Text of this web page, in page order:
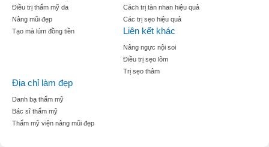
Điều trị thẩm mỹ da
Nâng mũi đẹp
Tạo mà lúm đồng tiền
Cách trị tàn nhan hiệu quả
Các trị sẹo hiệu quả
Liên kết khác
Nâng ngực nội soi
Điều trị sẹo lõm
Trị sẹo thâm
Địa chỉ làm đẹp
Danh bạ thẩm mỹ
Bác sĩ thẩm mỹ
Thẩm mỹ viện nâng mũi đẹp